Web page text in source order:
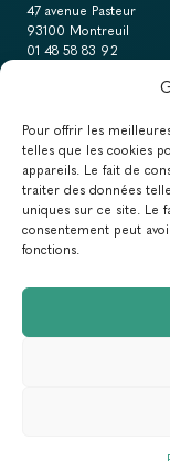
Pour offrir les
telles que les cookies
appareils. Le fait de
traiter des données
uniques sur ce site. Le
consentement peut
fonctions.
47 avenue Pasteur
93100 Montreuil
01 48 58 83 92
Espaces dédiés
PRESSE
RECRUTEMENT